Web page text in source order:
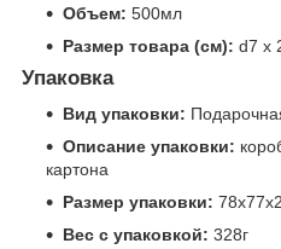
Объем: 500мл
Размер товара (см): d7 х
Упаковка
Вид упаковки:
Описание упаковки:
картона
Размер упаковки:
Вес с упаковкой: 328г